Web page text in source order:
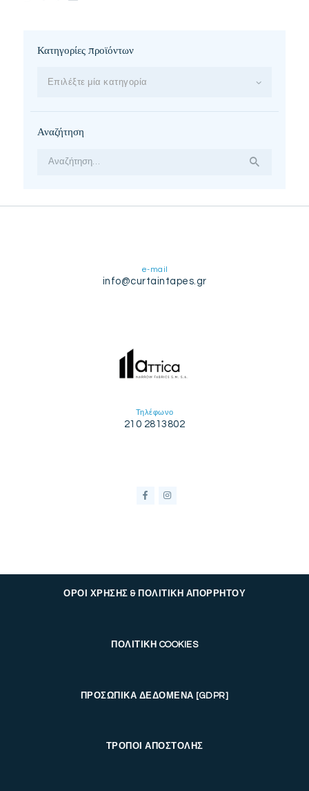
Κατηγορίες προϊόντων
Επιλέξτε μία κατηγορία
Αναζήτηση
Αναζήτηση
e-mail
info@curtaintapes.gr
Τηλέφωνο
210 2813802
ΟΡΟΙ ΧΡΗΣΗΣ & ΠΟΛΙΤΙΚΗ ΑΠΟΡΡΗΤΟΥ
ΠΟΛΙΤΙΚΗ COOKIES
ΠΡΟΣΩΠΙΚΑ ΔΕΔΟΜΕΝΑ [GDPR]
ΤΡΟΠΟΙ ΑΠΟΣΤΟΛΗΣ